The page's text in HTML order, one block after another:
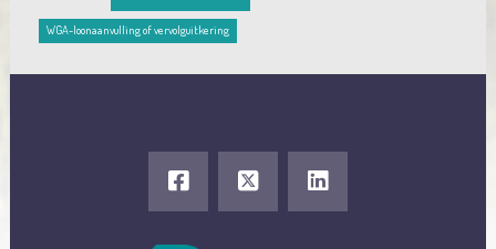
WGA-loonaanvulling of vervolguitkering